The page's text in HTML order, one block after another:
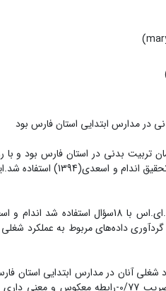
در مدارس ابتدایی استان فارس بود
بدنی در استان فارس بود و با
دسترس انجام شد.دتعداد 337 نفر به پرسشنامه پاسخ دادند. از
این پرسشنامه در تحقیق کنونی 0/77 گزارش می شود.برای گردآوری داده‌های
آنان در مدارس ابتدایی استان
وچود دارد. و رابطه استرس با عملکرد به مقدار 0/719-رابطه معکوس و معنی دار و با